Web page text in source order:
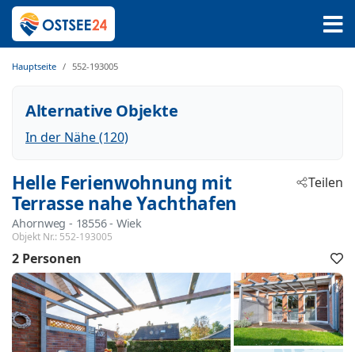
Hauptseite 552-193005
Alternative Objekte
In der Nähe (120)
Helle Ferienwohnung mit
Terrasse nahe Yachthafen
Ahornweg - 18556 - Wiek
Objekt Nr.: 552-193005
Teilen
2 Personen